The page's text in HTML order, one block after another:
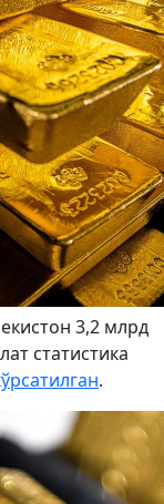
3,2 млрд
статистика
.